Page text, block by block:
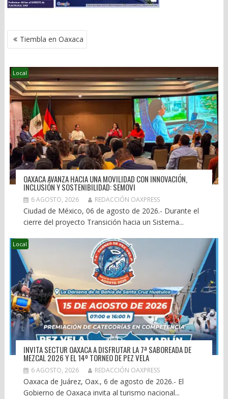
NAVEGACIÓN
DE Tiembla en Oaxaca
Local
OAXACA AVANZA HACIA UNA MOVILIDAD CON INNOVACIÓN,
INCLUSIÓN Y SOSTENIBILIDAD: SEMOVI
6 AGOSTO, 2026 REDACCIÓN OAXPRESS
Ciudad de México, 06 de agosto de 2026.- Durante el
cierre del proyecto Transición hacia un Sistema...
Local
INVITA SECTUR OAXACA A DISFRUTAR LA 7ª SABOREADA DE
MEZCAL 2026 Y EL 14º TORNEO DE PEZ VELA
6 AGOSTO, 2026 REDACCIÓN OAXPRESS
Oaxaca de Juárez, Oax., 6 de agosto de 2026.- El
Gobierno de Oaxaca invita al turismo nacional...